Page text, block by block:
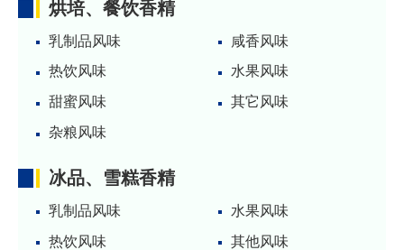
烘培、餐饮香精
乳制品风味
咸香风味
热饮风味
水果风味
甜蜜风味
其它风味
杂粮风味
冰品、雪糕香精
乳制品风味
水果风味
热饮风味
其他风味